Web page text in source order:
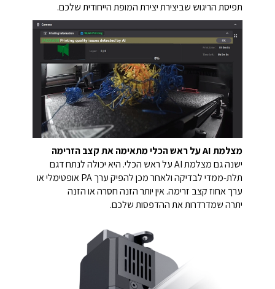
תפיסת הריגוש שביצירת יצירת המופת הייחודית שלכם.
מצלמת AI על ראש הכלי מתאימה את קצב הזרימה
ישנה גם מצלמת AI על ראש הכלי. היא יכולה לנתח דגם
תלת-ממדי לבדיקה ולאחר מכן להפיק ערך PA אופטימלי או
ערך אחוז קצב זרימה. אין יותר הזנה חסרה או הזנה
יתרה שמדרדרות את ההדפסות שלכם.